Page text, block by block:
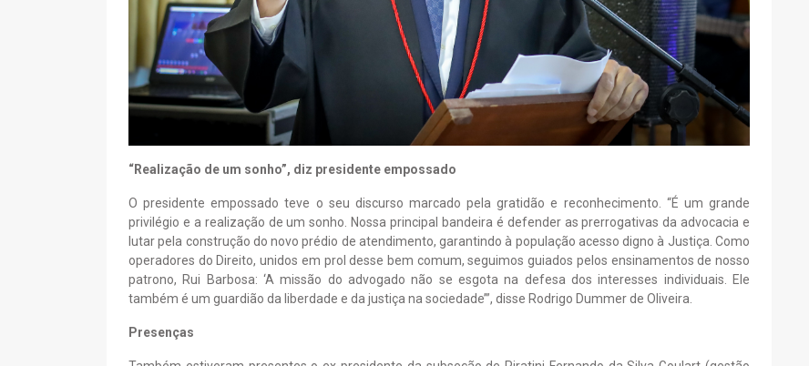
“Realização de um sonho”, diz presidente empossado
O presidente empossado teve o seu discurso marcado pela gratidão e reconhecimento. “É um grande
privilégio e a realização de um sonho. Nossa principal bandeira é defender as prerrogativas da advocacia e
lutar pela construção do novo prédio de atendimento, garantindo à população acesso digno à Justiça. Como
operadores do Direito, unidos em prol desse bem comum, seguimos guiados pelos ensinamentos de nosso
patrono, Rui Barbosa: ‘A missão do advogado não se esgota na defesa dos interesses individuais. Ele
também é um guardião da liberdade e da justiça na sociedade’”, disse Rodrigo Dummer de Oliveira.
Presenças